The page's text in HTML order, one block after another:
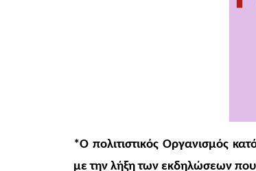
*Ο πολιτιστικός Οργανισμός
με την λήξη των εκδηλώσεων